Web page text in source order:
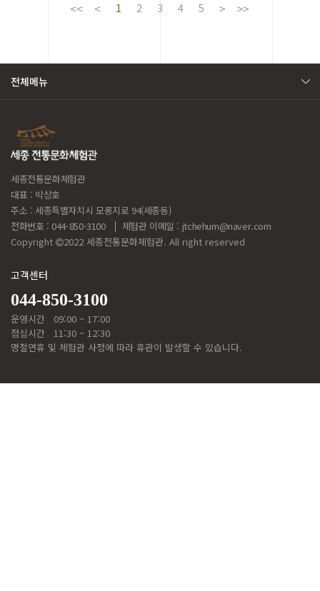
1 2 3 4 5
전체메뉴
세종전통문화체험관
대표 : 박상호
주소 : 세종특별자치시 모롱지로 94(세종동)
전화번호 : 044-850-3100
체험관 이메일 : jtchehum@naver.com
Copyright
2022 세종전통문화체험관. All right reserved
고객센터
044-850-3100
운영시간
09:00 ~ 17:00
점심시간
11:30 ~ 12:30
명절연휴 및 체험관 사정에 따라 휴관이 발생할 수 있습니다.